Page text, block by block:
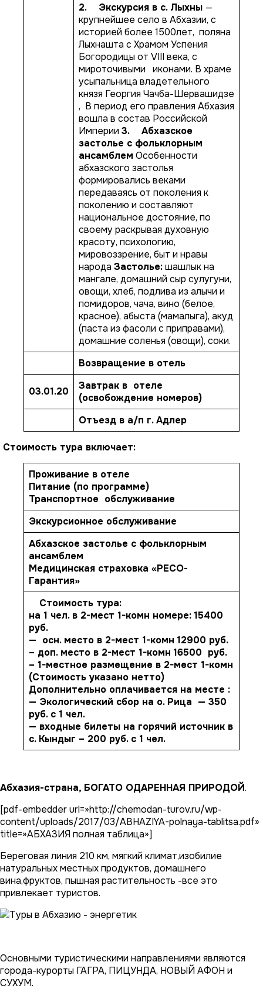
2. Экскурсия в с. Лыхны —
крупнейшее село в Абхазии, с
историей более 1500лет, поляна
Лыхнашта с Храмом Успения
Богородицы от VIII века, с
мироточивыми иконами. В храме
усыпальница владетельного
князя Георгия Чачба-Шервашидзе
, В период его правления Абхазия
вошла в состав Российской
Империи 3. Абхазское
застолье с фольклорным
ансамблем Особенности
абхазского застолья
формировались веками
передаваясь от поколения к
поколению и составляют
национальное достояние, по
своему раскрывая духовную
красоту, психологию,
мировоззрение, быт и нравы
народа Застолье:шашлык на
мангале, домашний сыр сулугуни,
овощи, хлеб, подлива из алычи и
помидоров, чача, вино (белое,
красное), абыста (мамалыга), акуд
(паста из фасоли с приправами),
домашние соленья (овощи), соки.
Возвращение в отель
03.01.20
Завтрак в отеле
(освобождение номеров)
Отъезд в а/п г. Адлер
Стоимость тура включает:
Проживание в отеле
Питание (по программе)
Транспортное обслуживание
Экскурсионное обслуживание
Абхазское застолье с фольклорным
ансамблем
Медицинская страховка «РЕСО-
Гарантия»
Стоимость тура:
на 1 чел. в 2-мест 1-комн номере: 15400
руб.
— осн. место в 2-мест 1-комн 12900 руб.
– доп. место в 2-мест 1-комн 16500 руб.
– 1-местное размещение в 2-мест 1-комн
(Стоимость указано нетто)
Дополнительно оплачивается на месте :
— Экологический сбор на о. Рица — 350
руб. с 1 чел.
— входные билеты на горячий источник в
с. Кындыг – 200 руб. с 1 чел.
Абхазия-страна, БОГАТО ОДАРЕННАЯ ПРИРОДОЙ.
[pdf-embedder url=»http://chemodan-turov.ru/wp-
content/uploads/2017/03/ABHAZIYA-polnaya-tablitsa.pdf»
title=»АБХАЗИЯ полная таблица»]
Береговая линия 210 км, мягкий климат,изобилие
натуральных местных продуктов, домашнего
вина,фруктов, пышная растительность -все это
привлекает туристов.
Основными туристическими направлениями являются
города-курорты ГАГРА, ПИЦУНДА, НОВЫЙ АФОН и
СУХУМ.